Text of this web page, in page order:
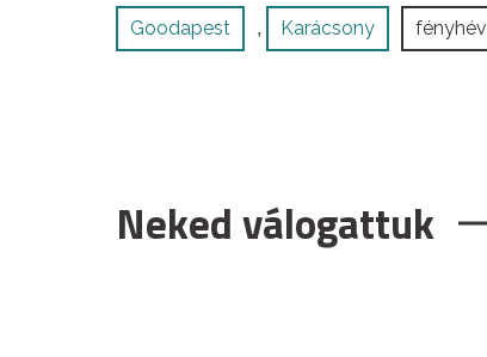
Goodapest , Karácsony fényhév
Neked válogattuk